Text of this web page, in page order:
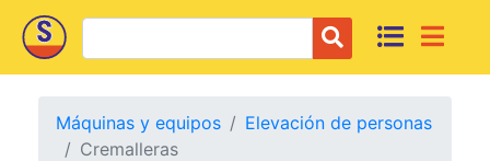
Máquinas y equipos
Elevación de personas
Cremalleras